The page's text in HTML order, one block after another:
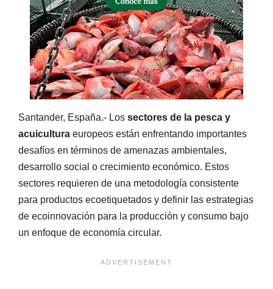
Santander, España.- Los sectores de la pesca y
acuicultura europeos están enfrentando importantes
desafíos en términos de amenazas ambientales,
desarrollo social o crecimiento económico. Estos
sectores requieren de una metodología consistente
para productos ecoetiquetados y definir las estrategias
de ecoinnovación para la producción y consumo bajo
un enfoque de economía circular.